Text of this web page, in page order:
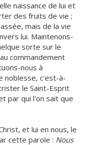
naissance de lui et
des fruits de vie ;
mais de la vie
lui. Maintenons-
sorte sur le
commandement
nous à
noblesse, c'est-à-
le Saint-Esprit
par qui l'on sait que
et lui en nous, le
cette parole : Nous